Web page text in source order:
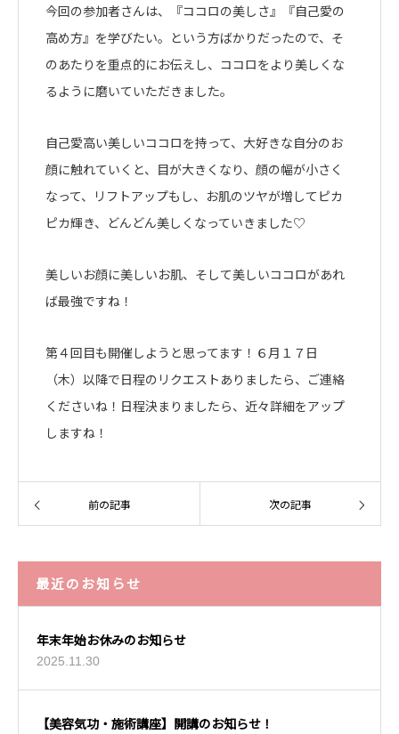
今回の参加者さんは、『ココロの美しさ』『自己愛の
高め方』を学びたい。という方ばかりだったので、そ
のあたりを重点的にお伝えし、ココロをより美しくな
るように磨いていただきました。
自己愛高い美しいココロを持って、大好きな自分のお
顔に触れていくと、目が大きくなり、顔の幅が小さく
なって、リフトアップもし、お肌のツヤが増してピカ
ピカ輝き、どんどん美しくなっていきました♡
美しいお顔に美しいお肌、そして美しいココロがあれ
ば最強ですね！
第４回目も開催しようと思ってます！６月１７日
（木）以降で日程のリクエストありましたら、ご連絡
くださいね！日程決まりましたら、近々詳細をアップ
しますね！
前の記事 次の記事
最近のお知らせ
年末年始お休みのお知らせ
2025.11.30
【美容気功・施術講座】開講のお知らせ！